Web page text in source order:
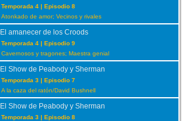
Temporada 4 | Episodio 8
Atonkado de amor; Vecinos y rivales
El amanecer de los Croods
Temporada 4 | Episodio 9
Cavernosos y tragones; Maestra genial
El Show de Peabody y Sherman
Temporada 3 | Episodio 7
A la caza del ratón/David Bushnell
El Show de Peabody y Sherman
Temporada 3 | Episodio 8